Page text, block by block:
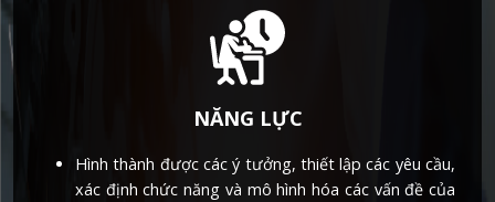
NĂNG LỰC
Hình thành được các ý tưởng, thiết lập các yêu cầu,
xác định chức năng và mô hình hóa các vấn đề của